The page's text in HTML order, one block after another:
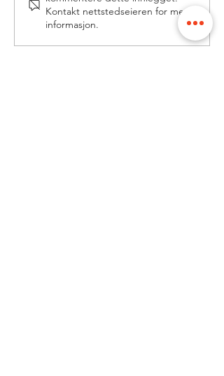
Kontakt nettstedseieren for mer
informasjon.